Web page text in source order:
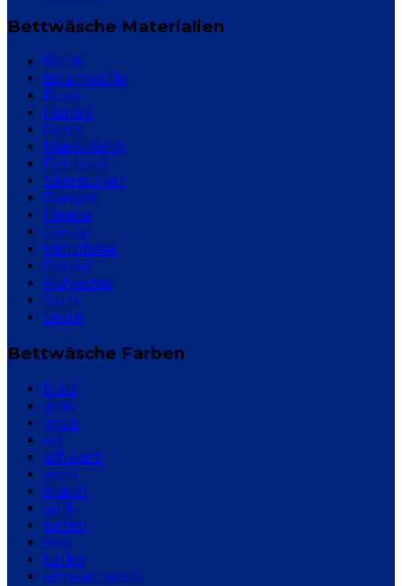
Bettwäsche Materialien
Batist
Baumwolle
Biber
Flanell
Linon
Mako-Satin
Renforcé
Seersucker
Damast
Fleece
Jersey
Microfaser
Perkal
Polyester
Satin
Seide
Bettwäsche Farben
blau
grau
grün
rot
schwarz
weiß
braun
gelb
petrol
rosa
türkis
schwarz weiß